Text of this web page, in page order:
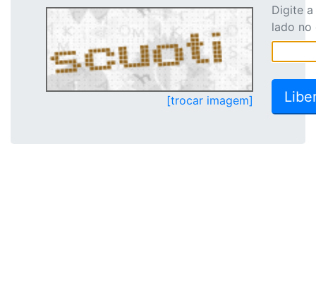
[trocar imagem]
Digite
lado no